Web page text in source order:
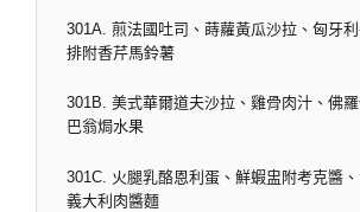
301A. 煎法國吐司、蒔蘿黃瓜沙拉、匈牙
排附香芹馬鈴薯
301B. 美式華爾道夫沙拉、雞骨肉汁、佛
巴翁焗水果
301C. 火腿乳酪恩利蛋、鮮蝦盅附考克醬
義大利肉醬麵